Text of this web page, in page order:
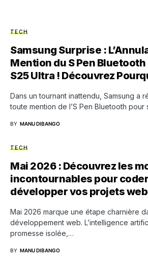
TECH
Samsung Surprise :
Mention du S Pen
S25 Ultra ! Découvrez
Dans un tournant inattendu, Samsung a
toute mention de l’S Pen Bluetooth pour
BY MANU DIBANGO
TECH
Mai 2026 : Découvrez les
incontournables pour
développer vos projets web
Mai 2026 marque une étape charnière
développement web. L’intelligence
promesse isolée,…
BY MANU DIBANGO